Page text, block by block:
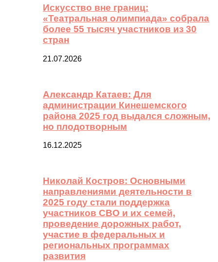
Искусство вне границ:
«Театральная олимпиада» собрала
более 55 тысяч участников из 30
стран
21.07.2026
Александр Катаев: Для
администрации Кинешемского
района 2025 год выдался сложным,
но плодотворным
16.12.2025
Николай Костров: Основными
направлениями деятельности в
2025 году стали поддержка
участников СВО и их семей,
проведение дорожных работ,
участие в федеральных и
региональных программах
развития